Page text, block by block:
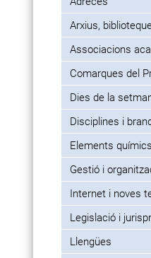
Arxius,
Associacions
Comarques del
Dies de la
Disciplines i
Elements químics
Gestió i
Internet i noves
Legislació i
Llengües